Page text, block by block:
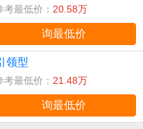
考最低价： 20.58万
询最低价
领型
考最低价： 21.48万
询最低价